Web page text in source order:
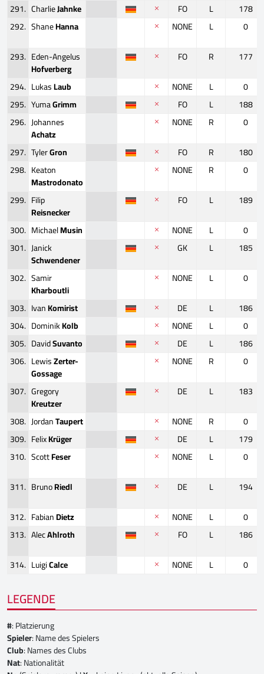
291. CharlieJahnke FO L
178
292. ShaneHanna NONE L
0
293. Eden-Angelus
Hofverberg
FO R
177
294. LukasLaub NONE L
0
295. YumaGrimm FO L
188
296. Johannes
Achatz
NONE R
0
297. TylerGron FO R
180
298. Keaton
Mastrodonato
NONE R
0
299. Filip
Reisnecker
FO L
189
300. MichaelMusin NONE L
0
301. Janick
Schwendener
GK L
185
302. Samir
Kharboutli
NONE L
0
303. IvanKomirist DE L
186
304. DominikKolb NONE L
0
305. DavidSuvanto DE L
186
306. LewisZerter-
Gossage
NONE R
0
307. Gregory
Kreutzer
DE L
183
308. JordanTaupert NONE R
0
309. FelixKrüger DE L
179
310. ScottFeser NONE L
0
311. BrunoRiedl DE L
194
312. FabianDietz NONE L
0
313. AlecAhlroth FO L
186
314. LuigiCalce NONE L 0
LEGENDE
#: Platzierung
Spieler: Name des Spielers
Club: Names des Clubs
Nat: Nationalität